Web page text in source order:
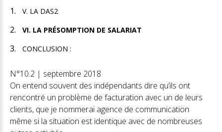
V. LA DAS2
VI. LA PRÉSOMPTION DE SALARIAT
CONCLUSION :
N°10.2 | septembre 2018
On entend souvent des indépendants dire qu’ils ont
rencontré un problème de facturation avec un de leurs
clients, que je nommerai agence de communication
même si la situation est identique avec de nombreuses